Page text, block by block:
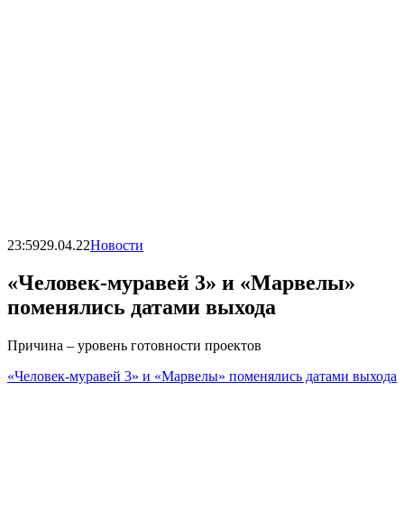
23:5929.04.22Новости
«Человек-муравей 3» и «Марвелы»
поменялись датами выхода
Причина – уровень готовности проектов
«Человек-муравей 3» и «Марвелы» поменялись датами выхода